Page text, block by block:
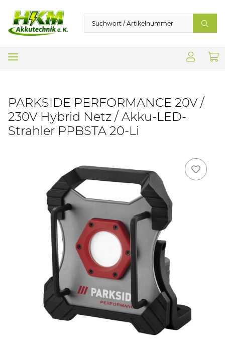
PARKSIDE PERFORMANCE 20V /
230V Hybrid Netz / Akku-LED-
Strahler PPBSTA 20-Li